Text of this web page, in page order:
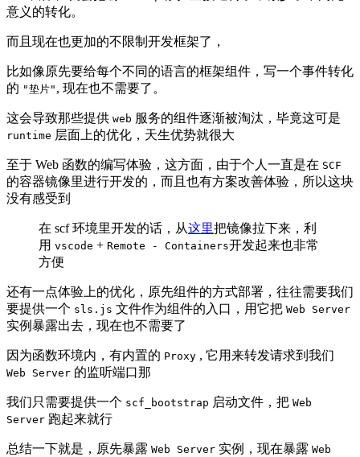
意义的转化。
而且现在也更加的不限制开发框架了，
比如像原先要给每个不同的语言的框架组件，写一个事件转化
的 "垫片" , 现在也不需要了。
这会导致那些提供 web 服务的组件逐渐被淘汰，毕竟这可是
runtime 层面上的优化，天生优势就很大
至于 Web 函数的编写体验，这方面，由于个人一直是在 SCF
的容器镜像里进行开发的，而且也有方案改善体验，所以这块
没有感受到
在 scf 环境里开发的话，从这里把镜像拉下来，利
用 vscode + Remote - Containers开发起来也非常
方便
还有一点体验上的优化，原先组件的方式部署，往往需要我们
要提供一个 sls.js 文件作为组件的入口，用它把 Web Server
实例暴露出去，现在也不需要了
因为函数环境内，有内置的 Proxy , 它用来转发请求到我们
Web Server 的监听端口那
我们只需要提供一个 scf_bootstrap 启动文件，把 Web
Server 跑起来就行
总结一下就是，原先暴露 Web Server 实例，现在暴露 Web